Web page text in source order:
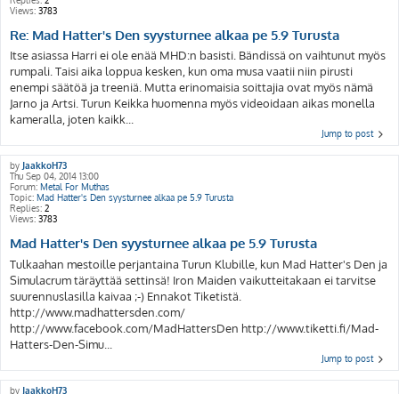
Views: 3783
Re: Mad Hatter's Den syysturnee alkaa pe 5.9 Turusta
Itse asiassa Harri ei ole enää MHD:n basisti. Bändissä on vaihtunut myös
rumpali. Taisi aika loppua kesken, kun oma musa vaatii niin pirusti
enempi säätöä ja treeniä. Mutta erinomaisia soittajia ovat myös nämä
Jarno ja Artsi. Turun Keikka huomenna myös videoidaan aikas monella
kameralla, joten kaikk...
Jump to post
by JaakkoH73
Thu Sep 04, 2014 13:00
Forum: Metal For Muthas
Topic: Mad Hatter's Den syysturnee alkaa pe 5.9 Turusta
Replies: 2
Views: 3783
Mad Hatter's Den syysturnee alkaa pe 5.9 Turusta
Tulkaahan mestoille perjantaina Turun Klubille, kun Mad Hatter's Den ja
Simulacrum täräyttää settinsä! Iron Maiden vaikutteitakaan ei tarvitse
suurennuslasilla kaivaa ;-) Ennakot Tiketistä.
http://www.madhattersden.com/
http://www.facebook.com/MadHattersDen http://www.tiketti.fi/Mad-
Hatters-Den-Simu...
Jump to post
by JaakkoH73